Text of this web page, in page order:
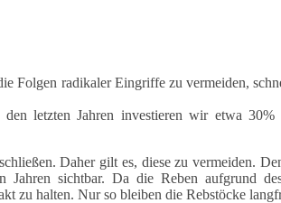
Folgen radikaler Eingriffe zu vermeiden,
letzten Jahren investieren wir etwa
Daher gilt es, diese zu vermeiden.
Jahren sichtbar. Da die Reben aufgrund
zu halten. Nur so bleiben die Rebstöcke